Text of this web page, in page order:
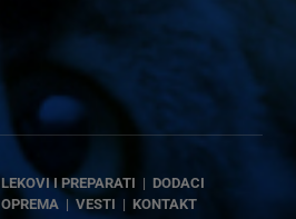
LEKOVI I PREPARATI | DODACI
OPREMA| VESTI | KONTAKT